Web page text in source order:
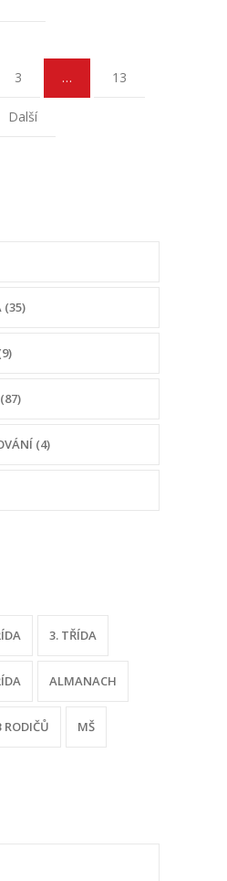
3 … 13
Další
(35)
(4)
3. TŘÍDA
ALMANACH
RODIČŮ MŠ